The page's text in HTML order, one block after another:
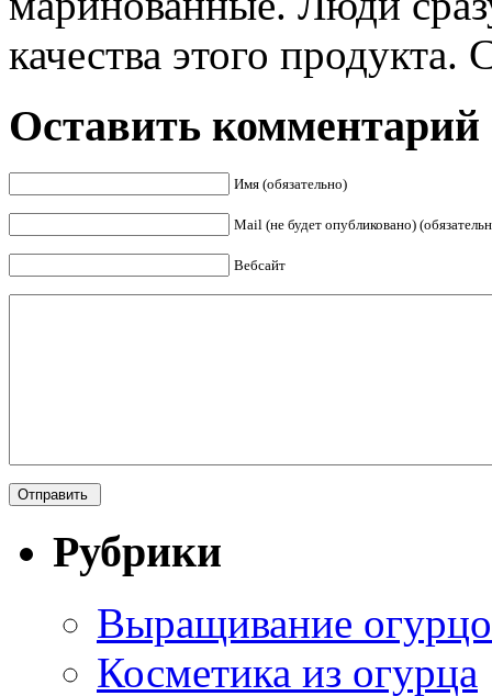
качества этого продукта.
Оставить комментарий
Имя (обязательно)
Mail (не будет опубликовано)
Вебсайт
Рубрики
Выращивание
Косметика из огурца